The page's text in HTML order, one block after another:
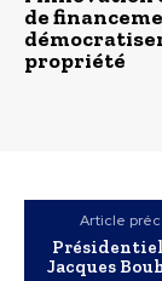
de
démocratiser
propriété
Article
Jacques